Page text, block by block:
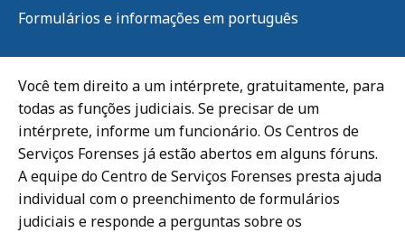
Formulários e informações em português
Você tem direito a um intérprete, gratuitamente, para
todas as funções judiciais. Se precisar de um
intérprete, informe um funcionário. Os Centros de
Serviços Forenses já estão abertos em alguns fóruns.
A equipe do Centro de Serviços Forenses presta ajuda
individual com o preenchimento de formulários
judiciais e responde a perguntas sobre os